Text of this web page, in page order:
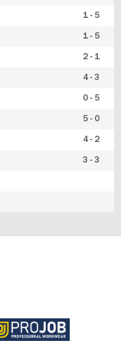
1 - 5
1 - 5
2 - 1
4 - 3
0 - 5
5 - 0
4 - 2
3 - 3